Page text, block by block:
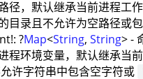
径，默认继承当前进程工
目录且不允许为空路径或包
?Map<String, String> -
程环境变量，默认继承当
许字符串中包含空字符或